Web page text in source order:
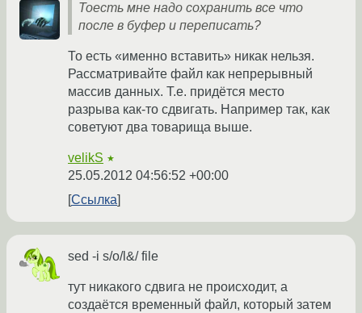
Тоесть мне надо сохранить все что
после в буфер и переписать?
То есть «именно вставить» никак нельзя.
Рассматривайте файл как непрерывный
массив данных. Т.е. придётся место
разрыва как-то сдвигать. Например так, как
советуют два товарища выше.
velikS ★
25.05.2012 04:56:52 +00:00
Ссылка
sed -i s/o/l&/ file
тут никакого сдвига не происходит, а
создаётся временный файл, который затем